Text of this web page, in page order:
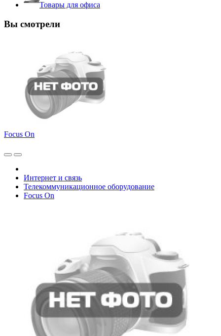
Товары для офиса
Вы смотрели
Focus On
Интернет и связь
Телекоммуникационное оборудование
Focus On